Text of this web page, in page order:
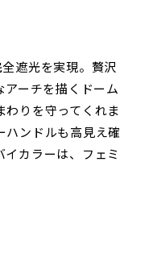
遮光を実現。贅沢
アーチを描くドーム
わりを守ってくれま
ハンドルも高見え確
カラーは、フェミ